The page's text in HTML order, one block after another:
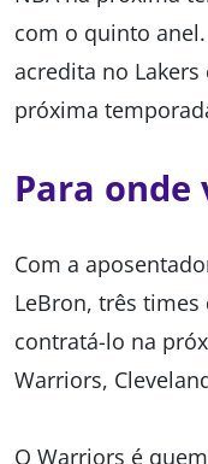
com o quinto
acredita no
próxima
Para onde
Com a
LeBron, três times
contratá-lo na
Warriors,
O Warriors é